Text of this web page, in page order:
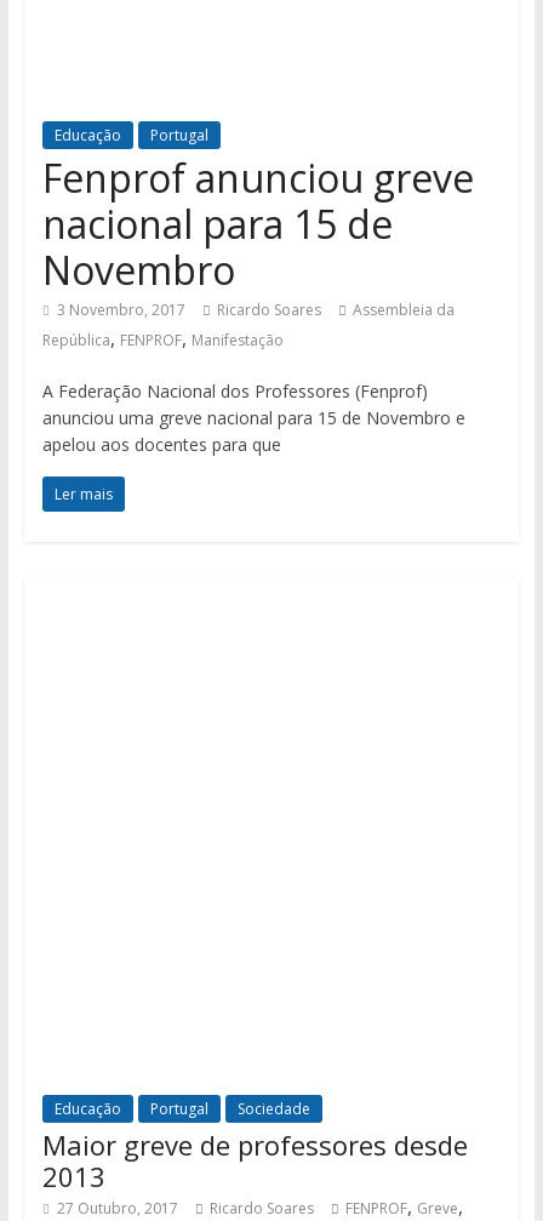
Educação Portugal
Fenprof anunciou greve
nacional para 15 de
Novembro
3 Novembro, 2017 Ricardo Soares
Assembleia da
República, FENPROF, Manifestação
A Federação Nacional dos Professores (Fenprof)
anunciou uma greve nacional para 15 de Novembro e
apelou aos docentes para que
Ler mais
Educação Portugal Sociedade
Maior greve de professores desde
2013
27 Outubro, 2017 Ricardo Soares FENPROF, Greve,